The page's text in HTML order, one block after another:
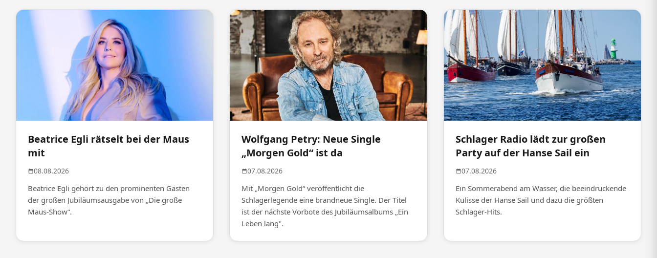
Beatrice Egli rätselt bei der Maus
mit
08.08.2026
Beatrice Egli gehört zu den prominenten Gästen
der großen Jubiläumsausgabe von „Die große
Maus-Show“.
Wolfgang Petry: Neue Single
„Morgen Gold“ ist da
07.08.2026
Mit „Morgen Gold“ veröffentlicht die
Schlagerlegende eine brandneue Single. Der Titel
ist der nächste Vorbote des Jubiläumsalbums „Ein
Leben lang".
Schlager Radio lädt zur großen
Party auf der Hanse Sail ein
07.08.2026
Ein Sommerabend am Wasser, die beeindruckende
Kulisse der Hanse Sail und dazu die größten
Schlager-Hits.